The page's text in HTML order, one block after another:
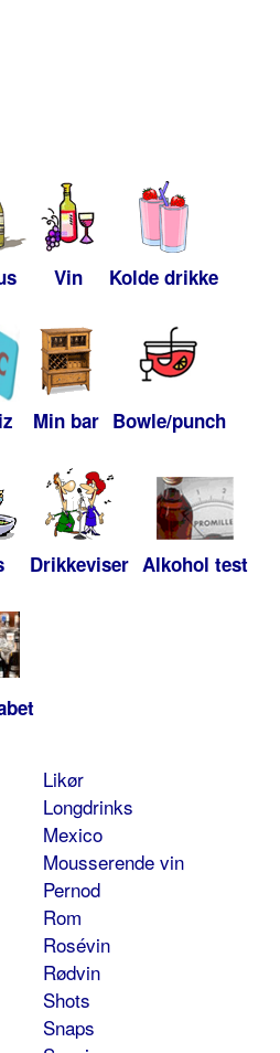
Vin Kolde drikke
Min bar Bowle/punch
Drikkeviser Alkohol test
Likør
Longdrinks
Mexico
Mousserende vin
Pernod
Rom
Rosévin
Rødvin
Shots
Snaps